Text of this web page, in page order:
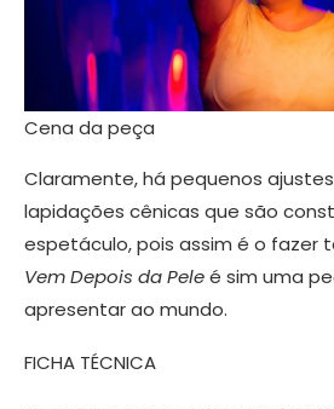
Cena da peça
Claramente, há pequenos
lapidações cênicas que são
espetáculo, pois assim é o fazer
Vem Depois da Peleé sim uma
apresentar ao mundo.
FICHA TÉCNICA